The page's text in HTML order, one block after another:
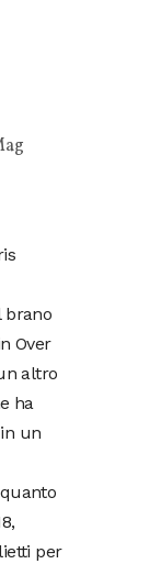
brano
Over
altro
ha
un
per